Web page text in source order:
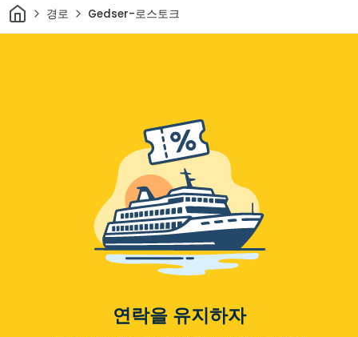
집 경로 Gedser-로스토크
연락을 유지하자